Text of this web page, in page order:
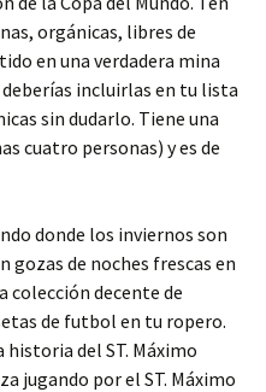
orgánicas, libres de
en una verdadera mina
incluirlas en tu lista
sin dudarlo. Tiene una
cuatro personas) y es de
donde los inviernos son
gozas de noches frescas en
colección decente de
de futbol en tu ropero.
del ST. Máximo
jugando por el ST. Máximo